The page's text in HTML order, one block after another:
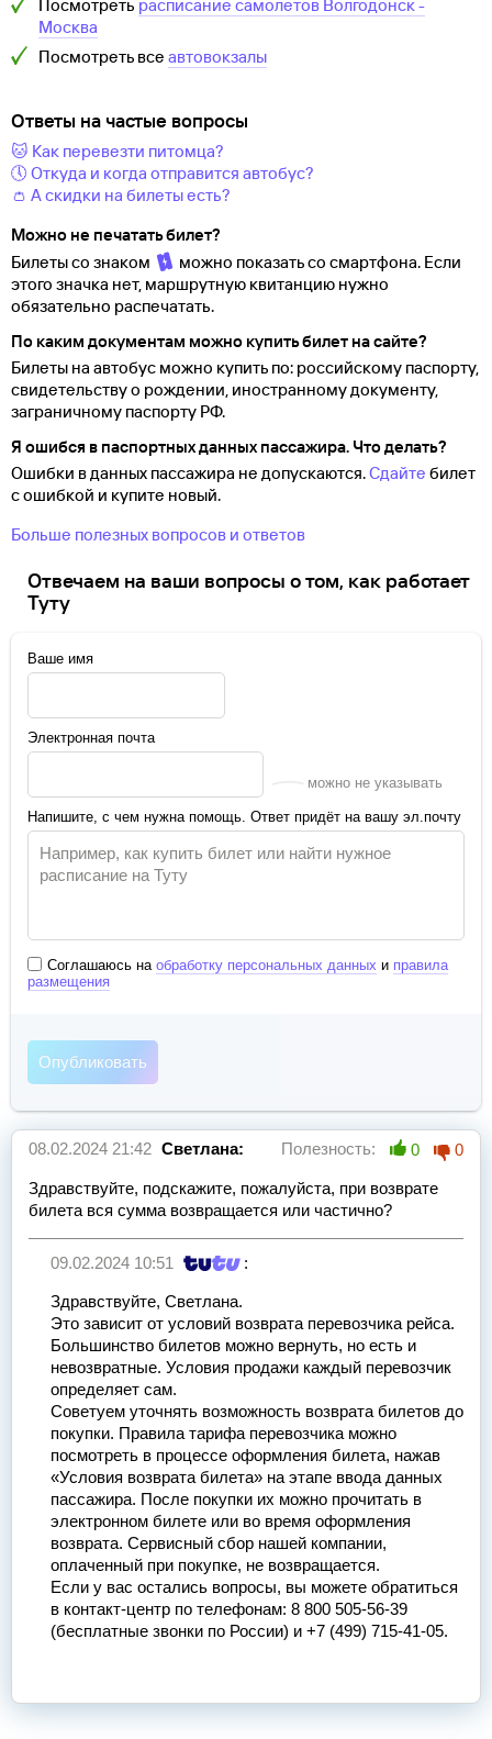
Посмотреть расписание самолетов Волгодонск-
Москва
Посмотреть все автовокзалы
Ответы на частые вопросы
🐱 Как перевезти питомца?
🕔 Откуда и когда отправится автобус?
👛 А скидки на билеты есть?
Можно не печатать билет?
Билеты со знаком
можно показать со смартфона. Если
этого значка нет, маршрутную квитанцию нужно
обязательно распечатать.
По каким документам можно купить билет на сайте?
Билеты на автобус можно купить по: российскому паспорту,
свидетельству о рождении, иностранному документу,
заграничному паспорту РФ.
Я ошибся в паспортных данных пассажира. Что делать?
Ошибки в данных пассажира не допускаются.Сдайте билет
с ошибкой и купите новый.
Больше полезных вопросов и ответов
Отвечаем на ваши вопросы о том, как работает
Туту
Ваше имя
Электронная почта
можно не указывать
Напишите, с чем нужна помощь. Ответ придёт на вашу эл.почту
Соглашаюсь на обработку персональных данных и правила
размещения
08.02.2024 21:42 Светлана: Полезность: 0 0
Здравствуйте, подскажите, пожалуйста, при возврате
билета вся сумма возвращается или частично?
09.02.2024 10:51 :
Здравствуйте, Светлана.
Это зависит от условий возврата перевозчика рейса.
Большинство билетов можно вернуть, но есть и
невозвратные. Условия продажи каждый перевозчик
определяет сам.
Советуем уточнять возможность возврата билетов до
покупки. Правила тарифа перевозчика можно
посмотреть в процессе оформления билета, нажав
«Условия возврата билета» на этапе ввода данных
пассажира. После покупки их можно прочитать в
электронном билете или во время оформления
возврата. Сервисный сбор нашей компании,
оплаченный при покупке, не возвращается.
Если у вас остались вопросы, вы можете обратиться
в контакт-центр по телефонам: 8 800 505-56-39
(бесплатные звонки по России) и +7 (499) 715-41-05.